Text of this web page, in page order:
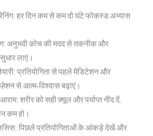
हर दिन कम से कम दो घंटे फोकस्ड अभ्यास
अनुभवी कोच की मदद से तकनीक और
लाएं।
प्रतियोगिता से पहले मेडिटेशन और
से आत्म‑विश्वास बढ़ाएं।
शरीर को सही फ़्यूल और पर्याप्त नींद दें,
कम हो।
पिछले प्रतियोगिताओं के आंकड़े देखें और